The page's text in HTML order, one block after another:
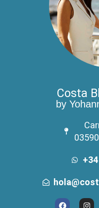
Costa
by